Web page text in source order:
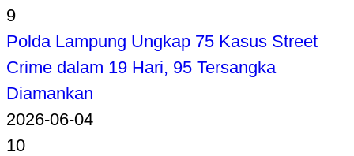
9
Polda Lampung Ungkap 75 Kasus Street
Crime dalam 19 Hari, 95 Tersangka
Diamankan
2026-06-04
10